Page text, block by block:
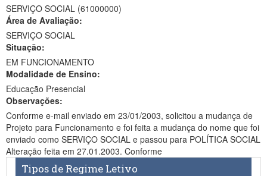
Ministério da Ciência, Tecnologia, Inovações e Comunicações
Ministério do Meio Ambiente
Ministério do Turismo
Ministério do Desenvolvimento Regional
Ministério da Mulher, da Família e dos Direitos Humanos
Secretaria-Geral
SERVIÇO SOCIAL (61000000)
Área de Avaliação:
SERVIÇO SOCIAL
Situação:
EM FUNCIONAMENTO
Modalidade de Ensino:
Educação Presencial
Observações:
Conforme e-mail enviado em 23/01/2003, solicitou a mudança de
Projeto para Funcionamento e foi feita a mudança do nome que foi
enviado como SERVIÇO SOCIAL e passou para POLÍTICA SOCIAL
Alteração feita em 27.01.2003. Conforme
Tipos de Regime Letivo